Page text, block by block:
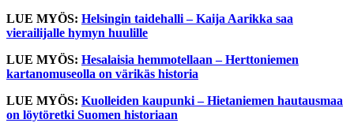
LUE MYÖS: Helsingin taidehalli – Kaija Aarikka saa
vierailijalle hymyn huulille
LUE MYÖS: Hesalaisia hemmotellaan – Herttoniemen
kartanomuseolla on värikäs historia
LUE MYÖS: Kuolleiden kaupunki – Hietaniemen hautausmaa
on löytöretki Suomen historiaan